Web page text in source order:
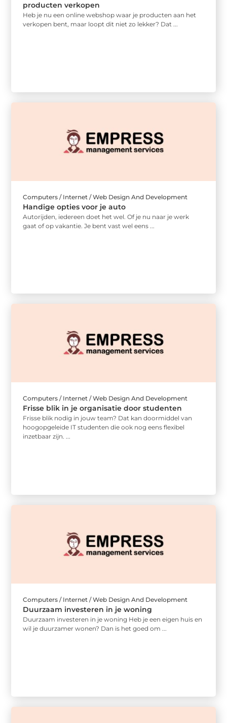
producten verkopen
Heb je nu een online webshop waar je producten aan het
verkopen bent, maar loopt dit niet zo lekker? Dat ...
Computers / Internet / Web Design And Development
Handige opties voor je auto
Autorijden, iedereen doet het wel. Of je nu naar je werk
gaat of op vakantie. Je bent vast wel eens ...
Computers / Internet / Web Design And Development
Frisse blik in je organisatie door studenten
Frisse blik nodig in jouw team? Dat kan doormiddel van
hoogopgeleide IT studenten die ook nog eens flexibel
inzetbaar zijn. ...
Computers / Internet / Web Design And Development
Duurzaam investeren in je woning
Duurzaam investeren in je woning Heb je een eigen huis en
wil je duurzamer wonen? Dan is het goed om ...